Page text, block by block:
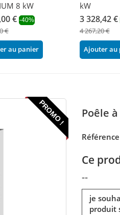
8 kW
€ -40%
€
au panier
kW
3 328,42 €
4 267,20 €
Ajouter au
PROMO ! Poêle
Référence
Ce
--
je
produit